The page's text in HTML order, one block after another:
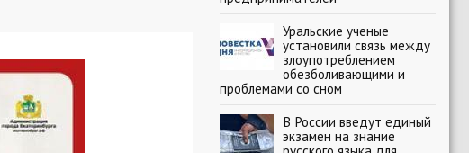
Уральские ученые
установили связь между
злоупотреблением
обезболивающими и
проблемами со сном
В России введут единый
экзамен на знание